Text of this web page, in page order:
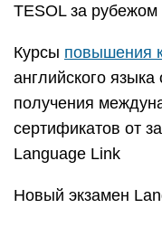
TESOL за рубежом
Курсы повышения
английского
получения
сертификатов от
Language Link
Новый экзамен